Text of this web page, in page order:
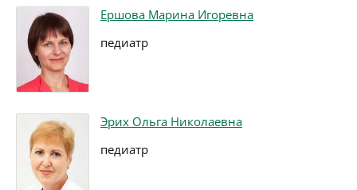
Ершова Марина Игоревна
педиатр
Эрих Ольга Николаевна
педиатр